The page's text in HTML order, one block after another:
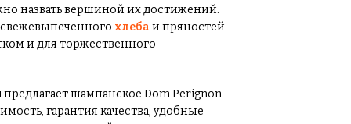
назвать вершиной их достижений.
хлеба и пряностей
и для торжественного
шампанское Dom Perignon
гарантия качества, удобные